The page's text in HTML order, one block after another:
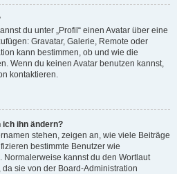
du unter „Profil“ einen Avatar über eine
Gravatar, Galerie, Remote oder
kann bestimmen, ob und wie die
Wenn du keinen Avatar benutzen kannst,
kontaktieren.
ich ihn ändern?
stehen, zeigen an, wie viele Beiträge
bestimmte Benutzer wie
Normalerweise kannst du den Wortlaut
sie von der Board-Administration